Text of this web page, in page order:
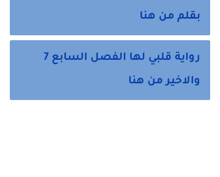
بقلم من هنا
رواية قلبي لها الفصل السابع 7
والاخير من هنا